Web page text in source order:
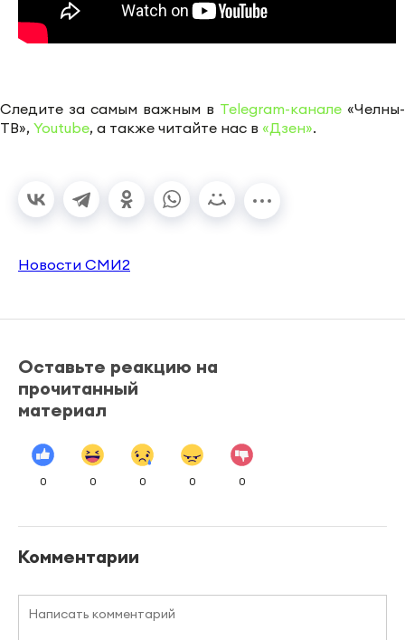
Следите за самым важным в Telegram-канале «Челны-
ТВ», Youtube, а также читайте нас в «Дзен».
Новости СМИ2
Оставьте реакцию на
прочитанный
материал
0 0 0 0 0
Комментарии